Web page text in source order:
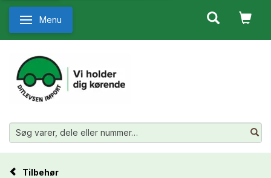
Skifte navigation
Menu
Tilbehør